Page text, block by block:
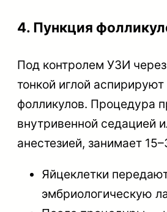
4. Пункция
Под контролем УЗИ
тонкой иглой
фолликулов. Процедура
внутривенной седацией
анестезией, занимает
Яйцеклетки
эмбриологическую